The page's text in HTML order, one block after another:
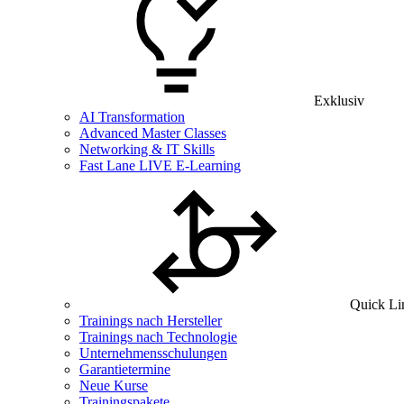
Exklusiv
AI Transformation
Advanced Master Classes
Networking & IT Skills
Fast Lane LIVE E-Learning
Quick
Trainings nach Hersteller
Trainings nach Technologie
Unternehmensschulungen
Garantietermine
Neue Kurse